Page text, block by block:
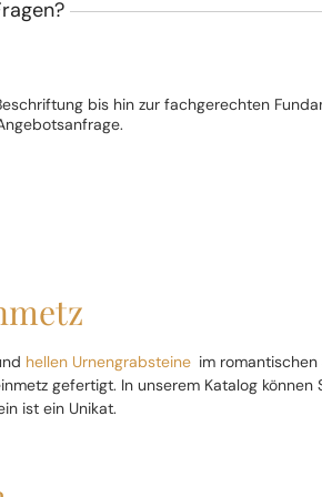
bis hin zur fachgerechten
hellen Urnengrabsteine im
gefertigt. In unserem Katalog können
ist ein Unikat.